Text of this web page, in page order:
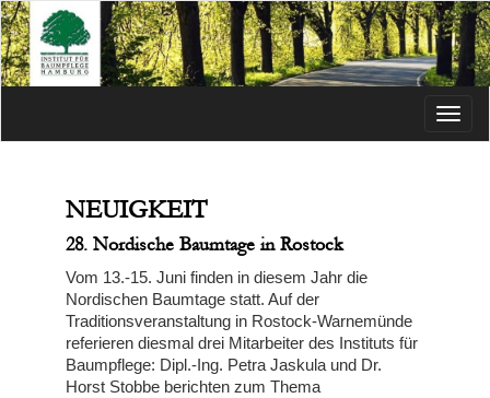
Menü
NEUIGKEIT
28. Nordische Baumtage in Rostock
Vom 13.-15. Juni finden in diesem Jahr die
Nordischen Baumtage statt. Auf der
Traditionsveranstaltung in Rostock-Warnemünde
referieren diesmal drei Mitarbeiter des Instituts für
Baumpflege: Dipl.-Ing. Petra Jaskula und Dr.
Horst Stobbe berichten zum Thema